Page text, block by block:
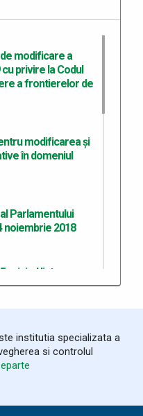
modificare a
privire la Codul
a frontierelor de
modificarea și
în domeniul
Parlamentului
noiembrie 2018
privind lista
de stat
UE din 30
integrală a
în Republica
institutia specializata a
si controlul